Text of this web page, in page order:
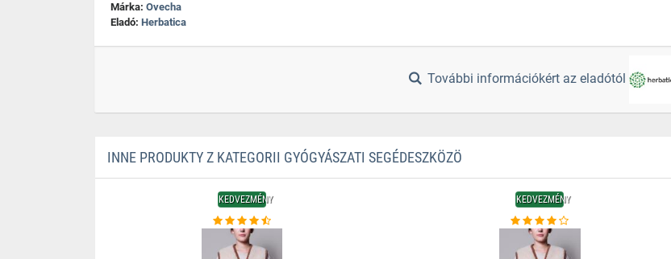
Márka: Ovecha
Eladó: Herbatica
További információkért az eladótól
INNE PRODUKTY Z KATEGORII GYÓGYÁSZATI SEGÉDESZKÖZÖ
KEDVEZMÉNY KEDVEZMÉNY